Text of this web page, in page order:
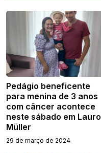
Pedágio beneficente
para menina de 3 anos
com câncer acontece
neste sábado em Lauro
Müller
29 de março de 2024